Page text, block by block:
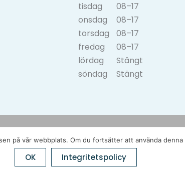
tisdag
onsdag
torsdag
fredag
lördag
söndag
08–17
08–17
08–17
08–17
Stängt
Stängt
på vår webbplats. Om du fortsätter att använda
OK Integritetspolicy